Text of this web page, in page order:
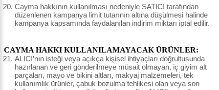
Cayma hakkının kullanılması nedeniyle SATICI tarafından
düzenlenen kampanya limit tutarının altına düşülmesi halinde
kampanya kapsamında faydalanılan indirim miktarı iptal edilir.
CAYMA HAKKI KULLANILAMAYACAK ÜRÜNLER:
ALICI’nın isteği veya açıkça kişisel ihtiyaçları doğrultusunda
hazırlanan ve geri gönderilmeye müsait olmayan, iç giyim alt
parçaları, mayo ve bikini altları, makyaj malzemeleri, tek
kullanımlık ürünler, çabuk bozulma tehlikesi olan veya son